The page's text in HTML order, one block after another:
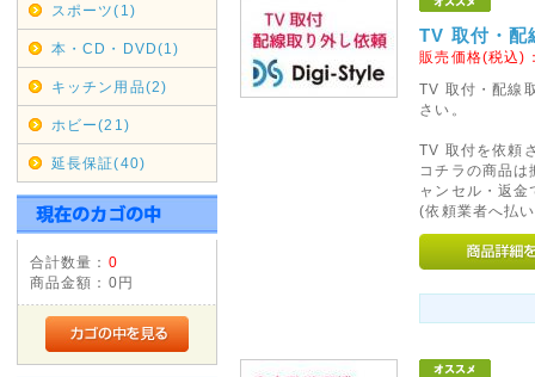
スポーツ(1)
本・CD・DVD(1)
キッチン用品(2)
ホビー(21)
延長保証(40)
合計数量： 0
商品金額： 0円
2019年05月07日
みずほ銀行取扱い終了のお
みずほ銀行取扱い終了いたしま
GW中は休業日が増えておりま
2018年11月14日
TV 取付・配
販売価格(税込)
TV 取付・配線
さい。
TV 取付を依頼
コチラの商品
ャンセル・返
(依頼業者へ払